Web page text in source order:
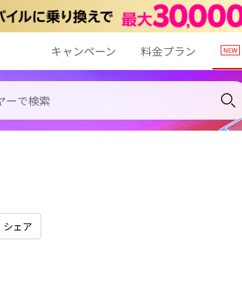
キャンペーン 料金プラン
シェア